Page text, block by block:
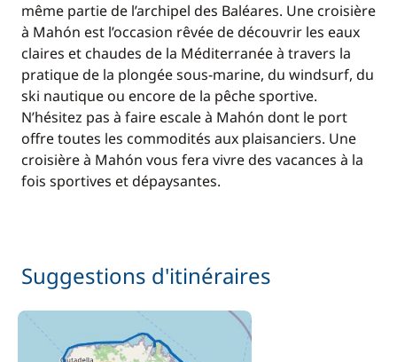
même partie de l’archipel des Baléares. Une croisière
à Mahón est l’occasion rêvée de découvrir les eaux
claires et chaudes de la Méditerranée à travers la
pratique de la plongée sous-marine, du windsurf, du
ski nautique ou encore de la pêche sportive.
N’hésitez pas à faire escale à Mahón dont le port
offre toutes les commodités aux plaisanciers. Une
croisière à Mahón vous fera vivre des vacances à la
fois sportives et dépaysantes.
Suggestions d'itinéraires